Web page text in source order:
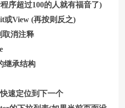
序超过100的人就有福音了)
View (再按则反之)
取消注释
继承结构
速定位到下一个